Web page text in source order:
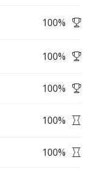
100%
100%
100%
100%
100%